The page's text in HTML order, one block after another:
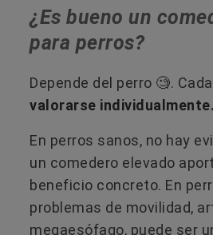
¿Es bueno un
para perros?
Depende del perro 🧐.
valorarse individualmente.
En perros sanos, no hay
un comedero elevado
beneficio concreto. En
problemas de movilidad,
megaesófago, puede ser